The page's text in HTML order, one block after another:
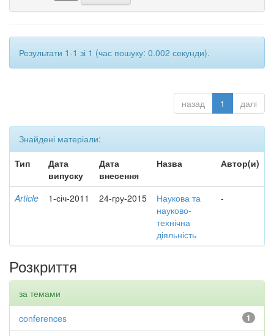
Результати 1-1 зі 1 (час пошуку: 0.002 секунди).
назад 1 далі
Знайдені матеріали:
Тип
Дата
випуску
Дата
внесення
Назва Автор(и)
Article 1-січ-2011 24-гру-2015
Наукова та
науково-
технічна
діяльність
-
Розкриття
за темами
1
conferences